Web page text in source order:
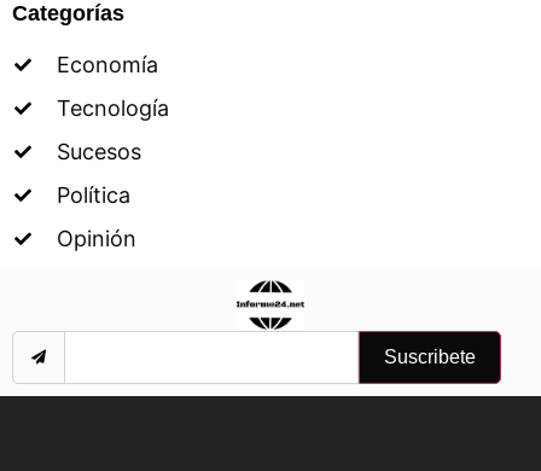
Categorías
Economía
Tecnología
Sucesos
Política
Opinión
Suscribete